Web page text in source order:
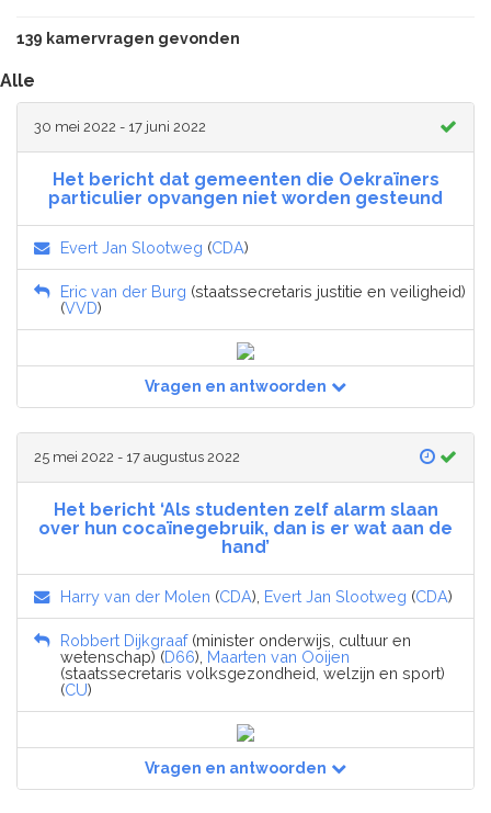
139 kamervragen gevonden
Alle
30 mei 2022 - 17 juni 2022
Het bericht dat gemeenten die Oekraïners
particulier opvangen niet worden gesteund
Evert Jan Slootweg (CDA)
Eric van der Burg (staatssecretaris justitie en veiligheid)
(VVD)
Vragen en antwoorden
25 mei 2022 - 17 augustus 2022
Het bericht ‘Als studenten zelf alarm slaan
over hun cocaïnegebruik, dan is er wat aan de
hand’
Harry van der Molen (CDA), Evert Jan Slootweg (CDA)
Robbert Dijkgraaf(minister onderwijs, cultuur en
wetenschap) (D66), Maarten van Ooijen
(staatssecretaris volksgezondheid, welzijn en sport)
(CU)
Vragen en antwoorden